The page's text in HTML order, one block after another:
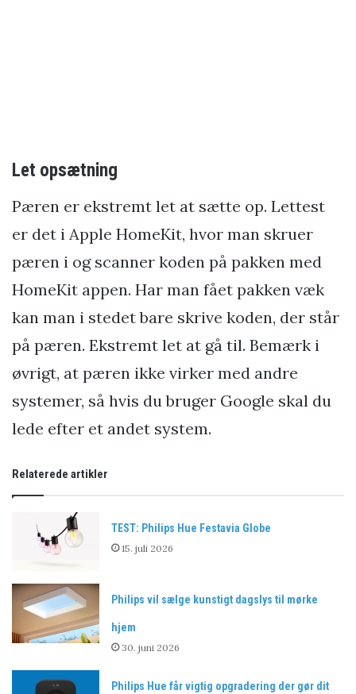
Let opsætning
Pæren er ekstremt let at sætte op. Lettest
er det i Apple HomeKit, hvor man skruer
pæren i og scanner koden på pakken med
HomeKit appen. Har man fået pakken væk
kan man i stedet bare skrive koden, der står
på pæren. Ekstremt let at gå til. Bemærk i
øvrigt, at pæren ikke virker med andre
systemer, så hvis du bruger Google skal du
lede efter et andet system.
Relaterede artikler
TEST: Philips Hue Festavia Globe
15. juli 2026
Philips vil sælge kunstigt dagslys til mørke
hjem
30. juni 2026
Philips Hue får vigtig opgradering der gør dit